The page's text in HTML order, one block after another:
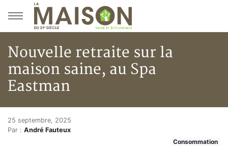
Aller au menu principal
Aller au contenu principal
Nouvelle retraite sur la
maison saine, au Spa
Eastman
Accueil
Articles
Nouvelle retraite sur la
25 septembre, 2025
Par : André Fauteux
Consommation